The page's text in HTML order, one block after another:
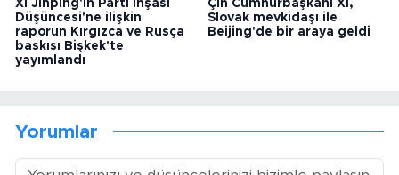
Xi Jinping'in Parti İnşası
Düşüncesi'ne ilişkin
raporun Kırgızca ve Rusça
baskısı Bişkek'te
yayımlandı
Çin Cumhurbaşkanı Xi,
Slovak mevkidaşı ile
Beijing'de bir araya geldi
Yorumlar